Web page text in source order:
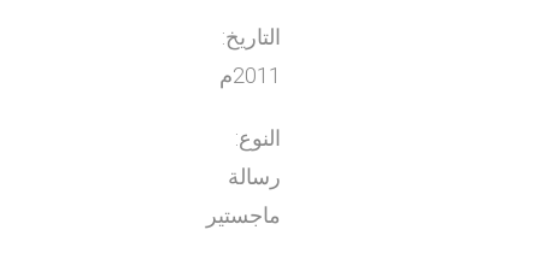
التاريخ:
2011م
النوع:
رسالة
ماجستير